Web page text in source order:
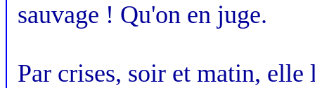
sauvage ! Qu'on en juge.
Par crises, soir et matin,